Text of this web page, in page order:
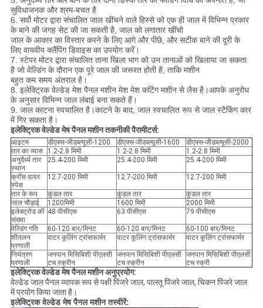
सुविधाजनक और श्रम-बचत है
6. सर्वो मोटर द्वारा संचालित जाल खींचने वाले हिस्से को एक ही जाल में विभिन्न प्रकार
के बाने की जगह सेट की जा सकती है, जाल को लगातार खींचो
जाल के आकार का विस्तार करने के लिए आगे और पीछे, और सटीक बाने की दूरी के
लिए वायवीय क्लैंपिंग डिवाइस का उपयोग करें।
7. स्टेपर मोटर द्वारा संचालित ताना खिला भाग को उन तानाओं को खिलाया जा सकता
है जो वेल्डिंग के दौरान एक पूरे जाल की जरूरत होती है, ताकि मशीन
बहुत कम समय अंतराल है।
8. इलेक्ट्रिक वेल्डेड मेश पैनल मशीन मेश मेश कटिंग मशीन से लैस है।आपके अनुरोध
के अनुसार विभिन्न जाल लंबाई बना सकते हैं।
9. जाल काटना स्वचालित है।काटने के बाद, जाल स्वचालित रूप से जाल स्टैकिंग कार
में गिर सकता है।
इलेक्ट्रिक वेल्डेड मेष पैनल मशीन तकनीकी पैरामीटर्स:
आइटम डीएक्स-जीडब्ल्यूसी-1200 डीएक्स-जीडब्ल्यूसी-1600
डीएक्स-जीडब्ल्यूसी-2000
तार का व्यास
1.2-2.8 मिमी 1.2-2.8 मिमी
1.2-2.8 मिमी
अनुदैर्ध्य तार
स्थान
25.4-200 मिमी 25.4-200 मिमी 25.4-200 मिमी
क्रॉस वायर
स्पेस
12.7-200 मिमी 12.7-200 मिमी 12.7-200 मिमी
तार के रूप कुंडल तार कुंडल तार
कुंडल तार
जाल चौड़ाई
1200मिमी 1600 मिमी
2000 मिमी
इलेक्ट्रोड की
संख्या
48 पीसीएस 63 पीसीएस 79 पीसीएस
वेल्डिंग गति 60-120 बार/मिनट 60-120 बार/मिनट
60-100 बार/मिनट
शीतलन
प्रणाली
वाटर कूलिंग ट्रांसफार्मर वाटर कूलिंग ट्रांसफार्मर वाटर कूलिंग ट्रांसफार्मर
नियंत्रण
प्रणाली
जनपान मिसिबिशी पीएलसी
टच स्क्रीन
जनपान मिसिबिशी पीएलसी
टच स्क्रीन
जनपान मिसिबिशी पीएलसी
टच स्क्री
इलेक्ट्रिक वेल्डेड मेष पैनल मशीन अनुप्रयोग:
वेल्डेड जाल पैनल व्यापक रूप से पक्षी पिंजरे जाल, पालतू पिंजरे जाल, चिकन पिंजरे जाल
में प्रयोग किया जाता है।
इलेक्ट्रिक वेल्डेड मेष पैनल मशीन तस्वीरें: